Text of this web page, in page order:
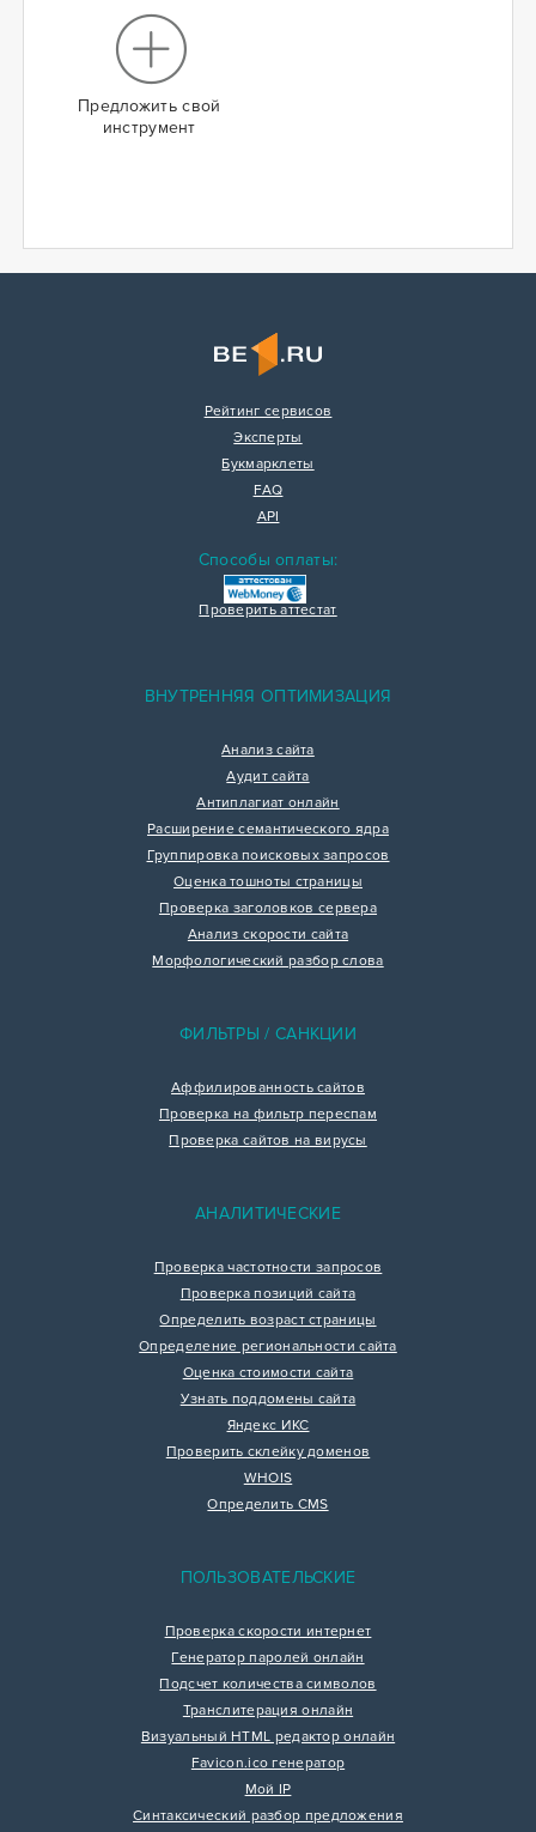
Предложить свой
инструмент
Рейтинг сервисов
Эксперты
Букмарклеты
FAQ
API
Способы оплаты:
Проверить аттестат
ВНУТРЕННЯЯ ОПТИМИЗАЦИЯ
Анализ сайта
Аудит сайта
Антиплагиат онлайн
Расширение семантического ядра
Группировка поисковых запросов
Оценка тошноты страницы
Проверка заголовков сервера
Анализ скорости сайта
Морфологический разбор слова
ФИЛЬТРЫ / САНКЦИИ
Аффилированность сайтов
Проверка на фильтр переспам
Проверка сайтов на вирусы
АНАЛИТИЧЕСКИЕ
Проверка частотности запросов
Проверка позиций сайта
Определить возраст страницы
Определение региональности сайта
Оценка стоимости сайта
Узнать поддомены сайта
Яндекс ИКС
Проверить склейку доменов
WHOIS
Определить CMS
ПОЛЬЗОВАТЕЛЬСКИЕ
Проверка скорости интернет
Генератор паролей онлайн
Подсчет количества символов
Транслитерация онлайн
Визуальный HTML редактор онлайн
Favicon.ico генератор
Мой IP
Синтаксический разбор предложения